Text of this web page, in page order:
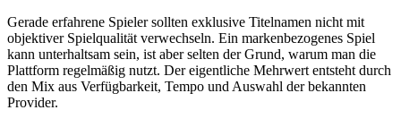
Gerade erfahrene Spieler sollten exklusive Titelnamen nicht mit
objektiver Spielqualität verwechseln. Ein markenbezogenes Spiel
kann unterhaltsam sein, ist aber selten der Grund, warum man die
Plattform regelmäßig nutzt. Der eigentliche Mehrwert entsteht durch
den Mix aus Verfügbarkeit, Tempo und Auswahl der bekannten
Provider.